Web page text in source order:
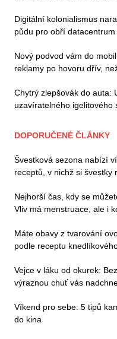
Digitální kolonialismus
půdu pro obří datacentrum
Nový podvod vám do
reklamy po hovoru dřív,
Chytrý zlepšovák do auta:
uzavíratelného igelitového
DOPORUČENÉ ČLÁNKY
Švestková sezona nabízí
receptů, v nichž si švestky
Nejhorší čas, kdy se
Vliv má menstruace, ale i
Máte obavy z tvarování
podle receptu
Vejce v láku od okurek:
výraznou chuť vás
Víkend pro sebe: 5 tipů
do kina